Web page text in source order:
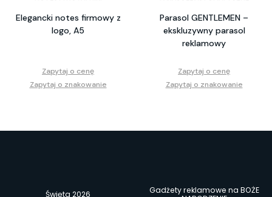
Elegancki notes firmowy z
logo, A5
Zapytaj o cenę
Zapytaj o znakowanie
Parasol GENTLEMEN –
ekskluzywny parasol
reklamowy
Zapytaj o cenę
Zapytaj o znakowanie
Święta 2026
Gadżety reklamowe na BOŻE